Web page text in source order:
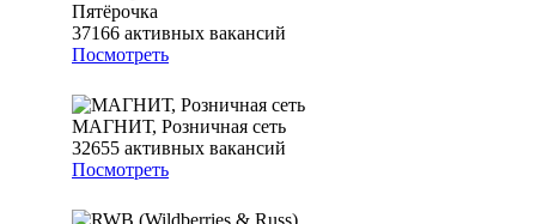
Пятёрочка
37166 активных вакансий
Посмотреть
МАГНИТ, Розничная сеть
32655 активных вакансий
Посмотреть